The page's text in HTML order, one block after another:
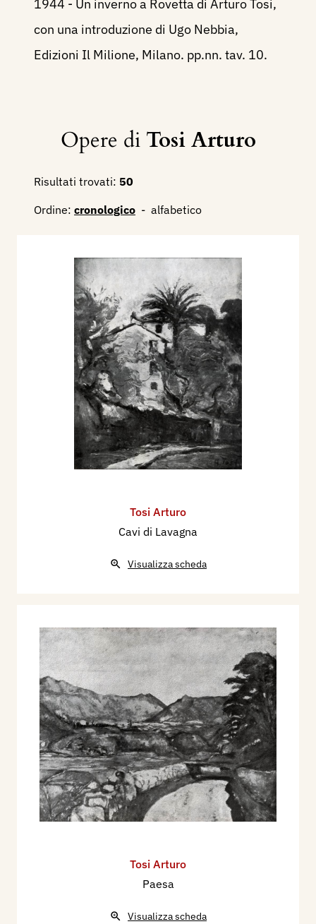
1944 - Un inverno a Rovetta di Arturo Tosi,
con una introduzione di Ugo Nebbia,
Edizioni Il Milione, Milano. pp.nn. tav. 10.
Opere di Tosi Arturo
Risultati trovati: 50
Ordine: cronologico - alfabetico
Tosi Arturo
Cavi di Lavagna
Visualizza scheda
Tosi Arturo
Paesa
Visualizza scheda